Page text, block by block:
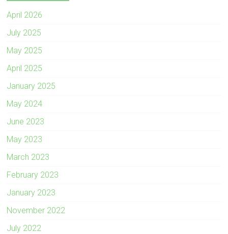
April 2026
July 2025
May 2025
April 2025
January 2025
May 2024
June 2023
May 2023
March 2023
February 2023
January 2023
November 2022
July 2022